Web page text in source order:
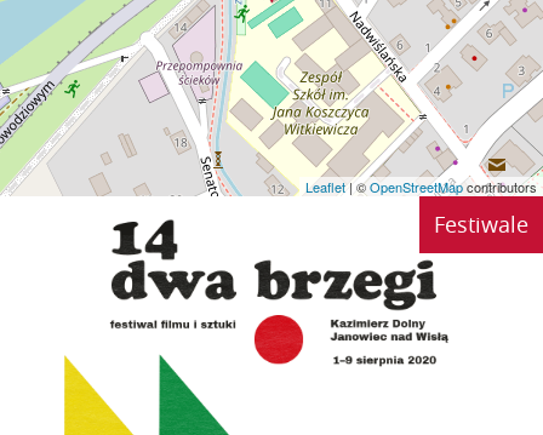
Leaflet| ©OpenStreetMapcontributors
Festiwale